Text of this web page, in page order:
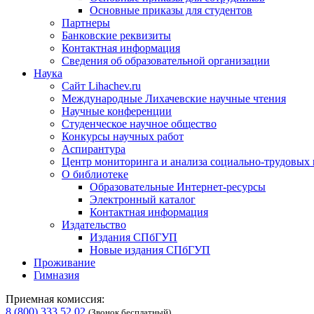
Основные приказы для студентов
Партнеры
Банковские реквизиты
Контактная информация
Сведения об образовательной организации
Наука
Сайт Lihachev.ru
Международные Лихачевские научные чтения
Научные конференции
Студенческое научное общество
Конкурсы научных работ
Аспирантура
Центр мониторинга и анализа социально-трудовых
О библиотеке
Образовательные Интернет-ресурсы
Электронный каталог
Контактная информация
Издательство
Издания СПбГУП
Новые издания СПбГУП
Проживание
Гимназия
Приемная комиссия:
8 (800) 333 52 02